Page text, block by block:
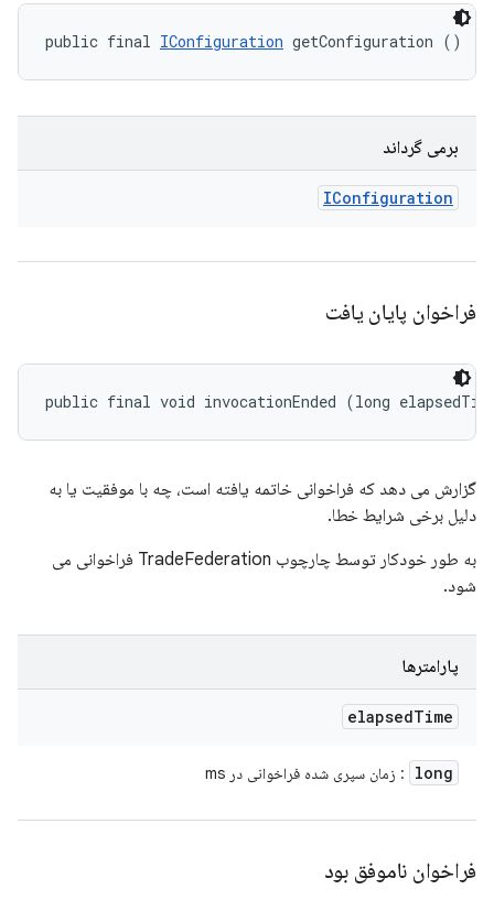
public final IConfiguration getConfiguration ()
برمی گرداند
IConfiguration
فراخوان پایان یافت
public final void invocationEnded (long
گزارش می دهد که فراخوانی خاتمه یافته است، چه با موفقیت یا به
دلیل برخی شرایط خطا.
به طور خودکار توسط چارچوب TradeFederation فراخوانی می
شود.
پارامترها
elapsedTime
long : زمان سپری شده فراخوانی در ms
فراخوان ناموفق بود